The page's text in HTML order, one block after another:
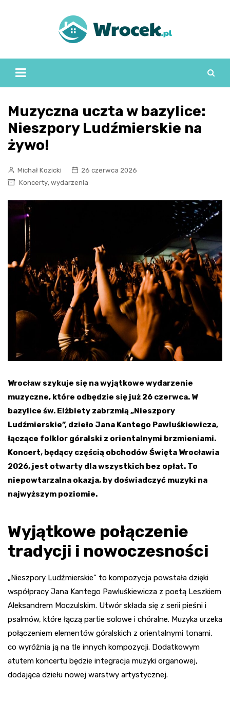
Muzyczna uczta w bazylice:
Nieszpory Ludźmierskie na
żywo!
Michał Kozicki
26 czerwca 2026
Koncerty, wydarzenia
Wrocław szykuje się na wyjątkowe wydarzenie
muzyczne, które odbędzie się już 26 czerwca. W
bazylice św. Elżbiety zabrzmią „Nieszpory
Ludźmierskie”, dzieło Jana Kantego Pawluśkiewicza,
łączące folklor góralski z orientalnymi brzmieniami.
Koncert, będący częścią obchodów Święta Wrocławia
2026, jest otwarty dla wszystkich bez opłat. To
niepowtarzalna okazja, by doświadczyć muzyki na
najwyższym poziomie.
Wyjątkowe połączenie
tradycji i nowoczesności
„Nieszpory Ludźmierskie” to kompozycja powstała dzięki
współpracy Jana Kantego Pawluśkiewicza z poetą Leszkiem
Aleksandrem Moczulskim. Utwór składa się z serii pieśni i
psalmów, które łączą partie solowe i chóralne. Muzyka urzeka
połączeniem elementów góralskich z orientalnymi tonami,
co wyróżnia ją na tle innych kompozycji. Dodatkowym
atutem koncertu będzie integracja muzyki organowej,
dodająca dziełu nowej warstwy artystycznej.